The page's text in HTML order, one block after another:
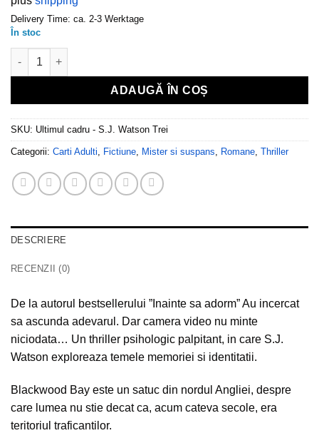
Delivery Time: ca. 2-3 Werktage
În stoc
Cantitate Ultimul cadru - S.J. Watson
ADAUGĂ ÎN COȘ
SKU: Ultimul cadru - S.J. Watson Trei
Categorii: Carti Adulti, Fictiune, Mister si suspans, Romane, Thriller
DESCRIERE
RECENZII (0)
De la autorul bestsellerului ”Inainte sa adorm” Au incercat
sa ascunda adevarul. Dar camera video nu minte
niciodata… Un thriller psihologic palpitant, in care S.J.
Watson exploreaza temele memoriei si identitatii.
Blackwood Bay este un satuc din nordul Angliei, despre
care lumea nu stie decat ca, acum cateva secole, era
teritoriul traficantilor.